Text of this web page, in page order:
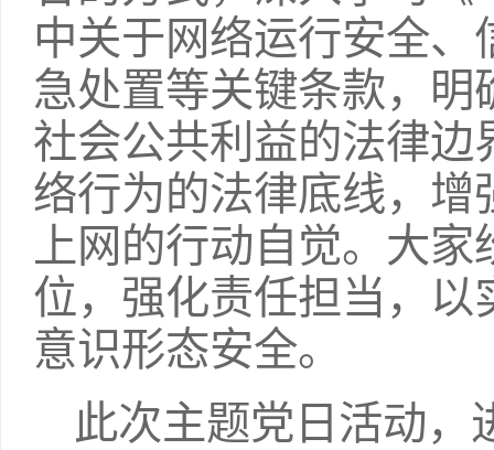
中关于网络运行安全
急处置等关键条款，
社会公共利益的法律
络行为的法律底线，
上网的行动自觉。大
位，强化责任担当，
意识形态安全。
此次主题党日活动，